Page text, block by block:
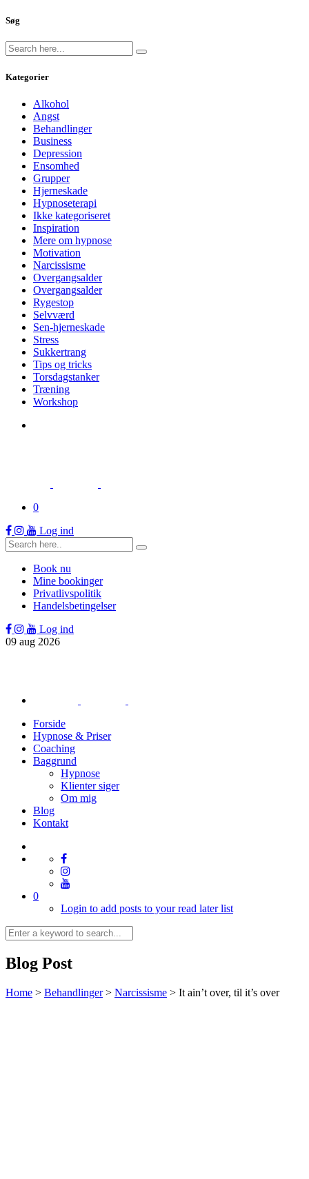
Søg
Kategorier
Alkohol
Angst
Behandlinger
Business
Depression
Ensomhed
Grupper
Hjerneskade
Hypnoseterapi
Ikke kategoriseret
Inspiration
Mere om hypnose
Motivation
Narcissisme
Overgangsalder
Overgangsalder
Rygestop
Selvværd
Sen-hjerneskade
Stress
Sukkertrang
Tips og tricks
Torsdagstanker
Træning
Workshop
0
Log ind
Book nu
Mine bookinger
Privatlivspolitik
Handelsbetingelser
Log ind
09 aug 2026
Forside
Hypnose & Priser
Coaching
Baggrund
Hypnose
Klienter siger
Om mig
Blog
Kontakt
0
Login to add posts to your read later list
Blog Post
Home > Behandlinger> Narcissisme > It ain’t over, til it’s over